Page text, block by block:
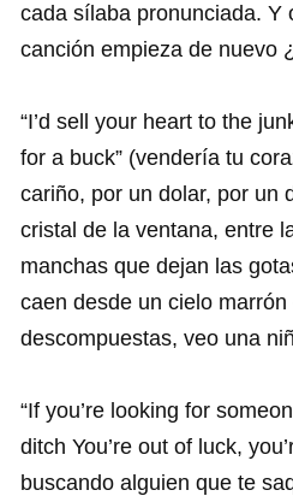
cada sílaba pronunciada. Y
canción empieza de nuevo
“I’d sell your heart to the
for a buck” (vendería tu
cariño, por un dolar, por un
cristal de la ventana, entre
manchas que dejan las
caen desde un cielo
descompuestas, veo una
“If you’re looking for
ditch You’re out of luck,
buscando alguien que te